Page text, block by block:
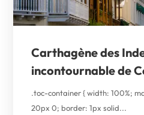
Carthagène des
incontournable de
.toc-container { width: 100%;
20px 0; border: 1px solid...